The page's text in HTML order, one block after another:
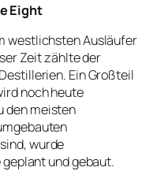
Eight
westlichsten Ausläufer
Zeit zählte der
Ein Großteil
noch heute
den meisten
wurde
und gebaut.